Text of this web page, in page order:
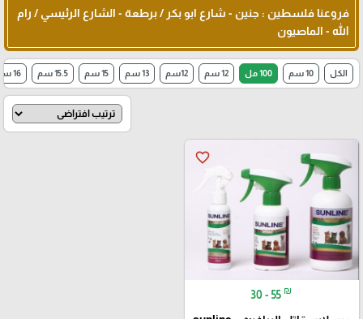
فروعنا فلسطين : جنين - شارع ابو بكر / برطعة - الشارع الرئيسي / رام
الله - الماصيون
الكل 10 سم 100 مل 12 سم 12سم 13 سم 15 سم 15.5 سم 16 سم
favorite_border
30 - 55 ₪